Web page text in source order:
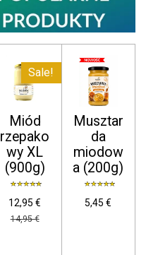
Sale!
Miód
rzepako
wy XL
(900g)
12,95 €
14,95 €
Musztar
da
miodow
a (200g)
5,45 €